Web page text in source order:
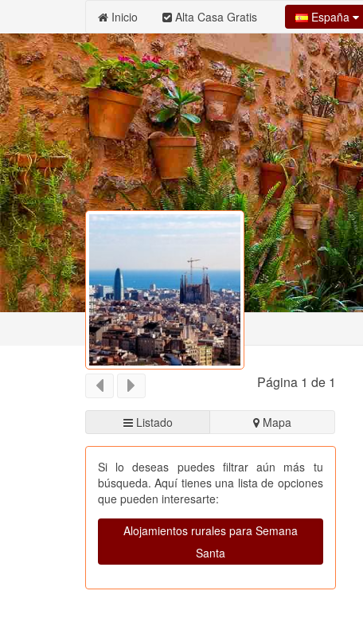
Inicio Alta Casa Gratis España
Página 1 de 1
Listado Mapa
Si lo deseas puedes filtrar aún más tu
búsqueda. Aquí tienes una lista de opciones
que pueden interesarte:
Alojamientos rurales para Semana
Santa